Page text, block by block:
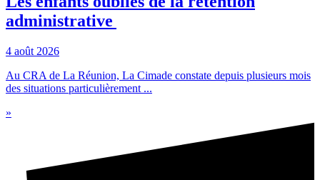
administrative
4 août 2026
Au CRA de La Réunion, La Cimade constate depuis plusieurs mois
des situations particulièrement ...
»